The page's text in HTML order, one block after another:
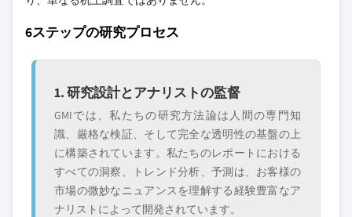
6ステップの研究プロセス
1. 研究設計とアナリストの監督
GMIでは、私たちの研究方法論は人間の専門知
識、厳格な検証、そして完全な透明性の基盤の上
に構築されています。私たちのレポートにおける
すべての洞察、トレンド分析、予測は、お客様の
市場の微妙なニュアンスを理解する経験豊富なア
ナリストによって開発されています。